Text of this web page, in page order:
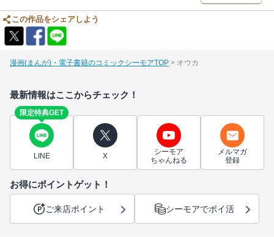
この作品をシェアしよう
漫画(まんが)・電子書籍のコミックシーモアTOP オウカ
最新情報はここからチェック！
限定特典GET
LINE X
シーモア
ちゃんねる
メルマガ
登録
お得にポイントゲット！
ご来店ポイント シーモアでポイ活